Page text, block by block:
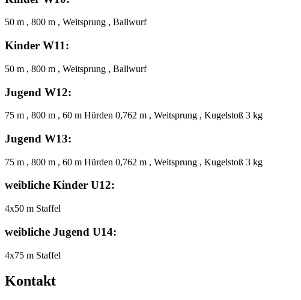
50 m , 800 m , Weitsprung , Ballwurf
Kinder W11:
50 m , 800 m , Weitsprung , Ballwurf
Jugend W12:
75 m , 800 m , 60 m Hürden 0,762 m , Weitsprung , Kugelstoß 3 kg
Jugend W13:
75 m , 800 m , 60 m Hürden 0,762 m , Weitsprung , Kugelstoß 3 kg
weibliche Kinder U12:
4x50 m Staffel
weibliche Jugend U14:
4x75 m Staffel
Kontakt